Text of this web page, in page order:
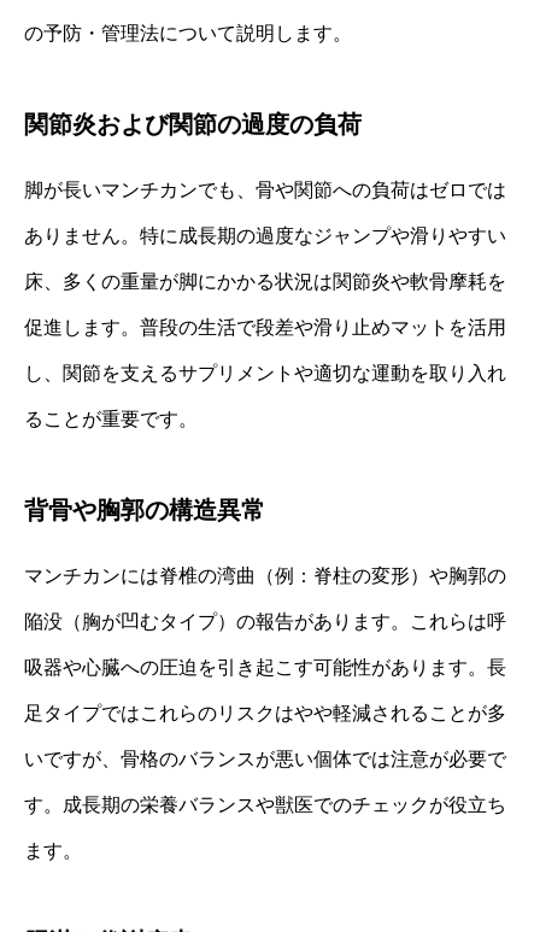
の予防・管理法について説明します。
関節炎および関節の過度の負荷
脚が長いマンチカンでも、骨や関節への負荷はゼロでは
ありません。特に成長期の過度なジャンプや滑りやすい
床、多くの重量が脚にかかる状況は関節炎や軟骨摩耗を
促進します。普段の生活で段差や滑り止めマットを活用
し、関節を支えるサプリメントや適切な運動を取り入れ
ることが重要です。
背骨や胸郭の構造異常
マンチカンには脊椎の湾曲（例：脊柱の変形）や胸郭の
陥没（胸が凹むタイプ）の報告があります。これらは呼
吸器や心臓への圧迫を引き起こす可能性があります。長
足タイプではこれらのリスクはやや軽減されることが多
いですが、骨格のバランスが悪い個体では注意が必要で
す。成長期の栄養バランスや獣医でのチェックが役立ち
ます。